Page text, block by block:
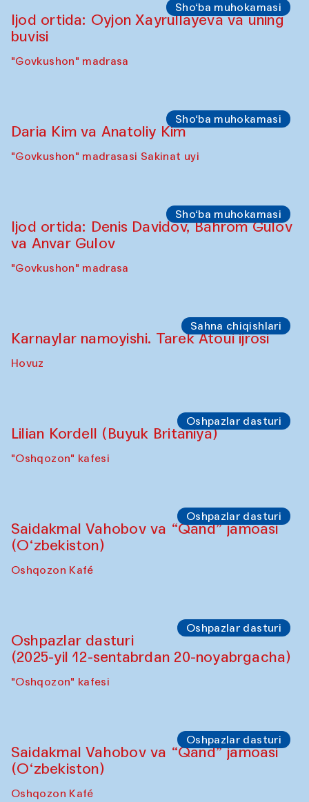
Sho‘ba muhokamasi
Ijod ortida: Oyjon Xayrullayeva va uning
buvisi
"Govkushon" madrasa
Sho‘ba muhokamasi
Daria Kim va Anatoliy Kim
"Govkushon" madrasasi Sakinat uyi
Sho‘ba muhokamasi
Ijod ortida: Denis Davidov, Bahrom Gulov
va Anvar Gulov
"Govkushon" madrasa
Sahna chiqishlari
Karnaylar namoyishi. Tarek Atoui ijrosi
Hovuz
Oshpazlar dasturi
Lilian Kordell (Buyuk Britaniya)
"Oshqozon" kafesi
Oshpazlar dasturi
Saidakmal Vahobov va “Qand” jamoasi
(O‘zbekiston)
Oshqozon Kafé
Oshpazlar dasturi
Oshpazlar dasturi
(2025-yil 12-sentabrdan 20-noyabrgacha)
"Oshqozon" kafesi
Oshpazlar dasturi
Saidakmal Vahobov va “Qand” jamoasi
(O‘zbekiston)
Oshqozon Kafé